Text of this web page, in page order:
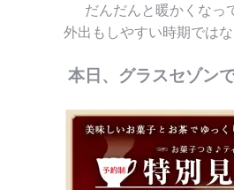
だんだんと暖かくなっ
外出もしやすい時期では
本日、グラスセゾン